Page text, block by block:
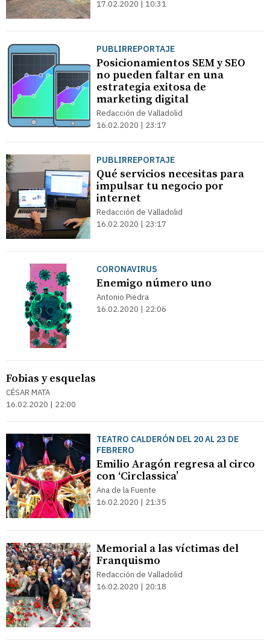
17.02.2020 | 10:31
PUBLIRREPORTAJE
Posicionamientos SEM y SEO
no pueden faltar en una
estrategia exitosa de
marketing digital
Redacción de Valladolid
16.02.2020 | 23:17
PUBLIRREPORTAJE
Qué servicios necesitas para
impulsar tu negocio por
internet
Redacción de Valladolid
16.02.2020 | 23:17
CORONAVIRUS
Enemigo número uno
Antonio Piedra
16.02.2020 | 22:06
Fobias y esquelas
CÉSAR MATA
16.02.2020 | 22:00
TEATRO CALDERÓN DEL 20 AL 23 DE
FEBRERO
Emilio Aragón regresa al circo
con ‘Circlassica’
Ana de la Fuente
16.02.2020 | 21:35
Memorial a las víctimas del
Franquismo
Redacción de Valladolid
16.02.2020 | 20:18